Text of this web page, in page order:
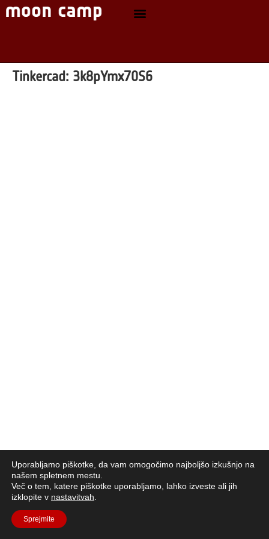
Tinkercad: 3k8pYmx70S6
Uporabljamo piškotke, da vam omogočimo najboljšo izkušnjo na
našem spletnem mestu.
Več o tem, katere piškotke uporabljamo, lahko izveste ali jih
izklopite v nastavitvah
Sprejmite